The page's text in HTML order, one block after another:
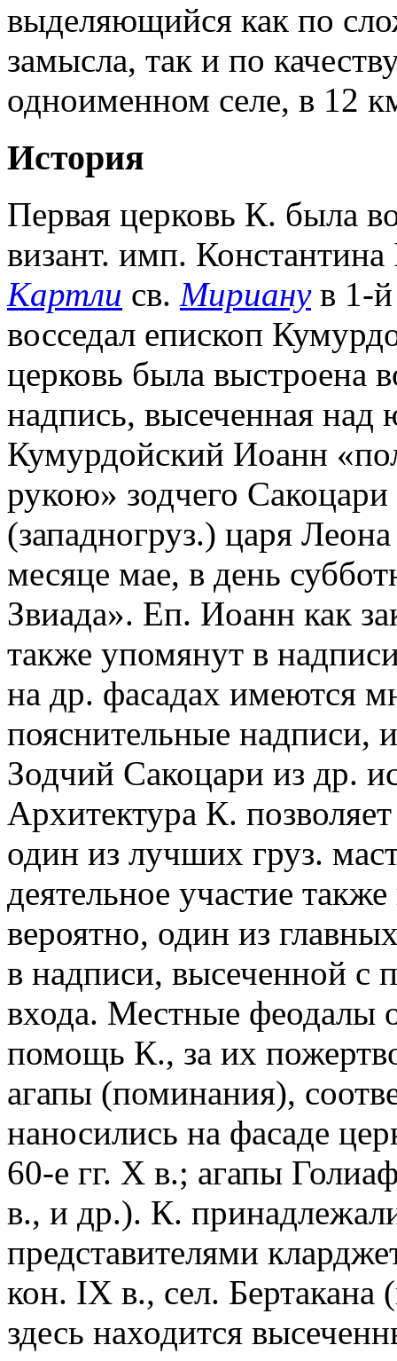
выделяющийся как по
замысла, так и по
одноименном селе, в 12
История
Первая церковь К. была
визант. имп.
Картли св. Мирианув 1-й
восседал епископ
церковь была выстроена
надпись, высеченная
Кумурдойский Иоанн
рукою» зодчего Сакоцари
(западногруз.) царя
месяце мае, в день
Звиада». Еп. Иоанн как
также упомянут в
на др. фасадах имеются
пояснительные надписи,
Зодчий Сакоцари из др.
Архитектура К.
один из лучших груз.
деятельное участие
вероятно, один из
в надписи, высеченной с
входа. Местные феодалы
помощь К., за их
агапы (поминания),
наносились на фасаде
60-е гг. X в.; агапы
в., и др.). К.
представителями
кон. IX в., сел.
здесь находится